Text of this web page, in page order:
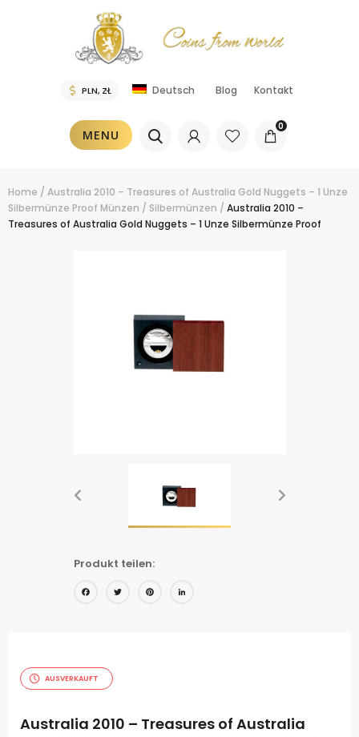
Deutsch Blog Kontakt
MENU
0
Home / Australia 2010 – Treasures of Australia Gold Nuggets – 1 Unze
Silbermünze Proof Münzen / Silbermünzen / Australia 2010 –
Treasures of Australia Gold Nuggets – 1 Unze Silbermünze Proof
Produkt teilen:
Facebook
TwitterPinterest
AUSVERKAUFT
Australia 2010 – Treasures of Australia